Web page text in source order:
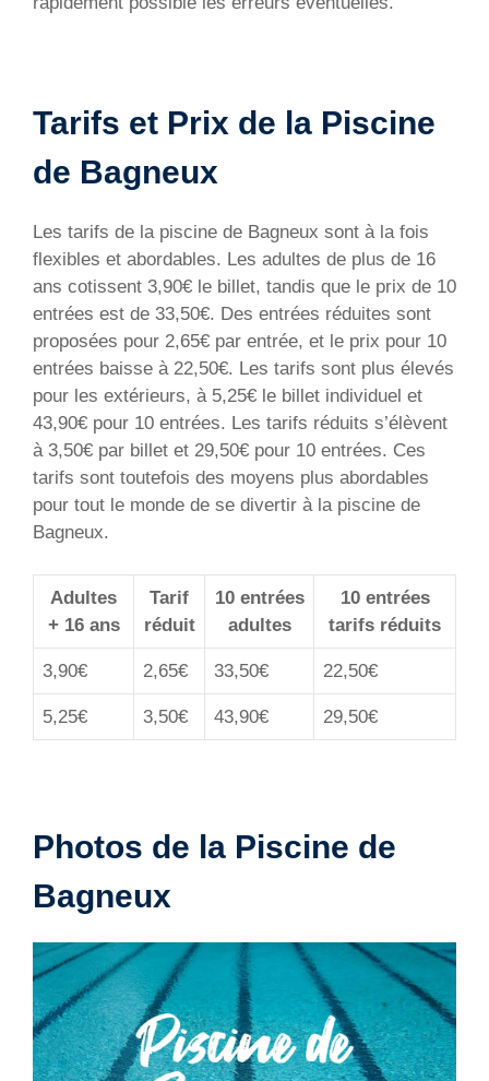
Tarifs et Prix de la Piscine
de Bagneux
Les tarifs de la piscine de Bagneux sont à la fois
flexibles et abordables. Les adultes de plus de 16
ans cotissent 3,90€ le billet, tandis que le prix de 10
entrées est de 33,50€. Des entrées réduites sont
proposées pour 2,65€ par entrée, et le prix pour 10
entrées baisse à 22,50€. Les tarifs sont plus élevés
pour les extérieurs, à 5,25€ le billet individuel et
43,90€ pour 10 entrées. Les tarifs réduits s’élèvent
à 3,50€ par billet et 29,50€ pour 10 entrées. Ces
tarifs sont toutefois des moyens plus abordables
pour tout le monde de se divertir à la piscine de
Bagneux.
Adultes
+ 16 ans
Tarif
réduit
10 entrées
adultes
10 entrées
tarifs réduits
3,90€ 2,65€ 33,50€ 22,50€
5,25€ 3,50€ 43,90€ 29,50€
Photos de la Piscine de
Bagneux